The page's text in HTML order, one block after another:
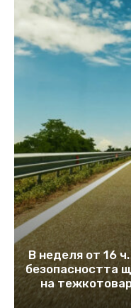
В неделя от 16
безопасността
на